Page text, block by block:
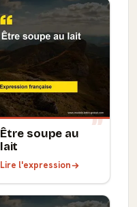
Être soupe au
lait
Lire l'expression